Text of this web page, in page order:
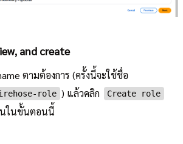
and create
ตามต้องการ (ครั้งนี้จะใช้ชื่อ
role ) แล้วคลิก Create role
นในขั้นตอนนี้